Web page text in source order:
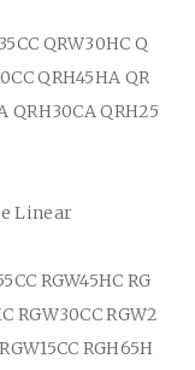
QRW30HC Q
QRH45HA QR
QRH30CA QRH25
Linear
RGW45HC RG
RGW30CC RGW2
RGH65H